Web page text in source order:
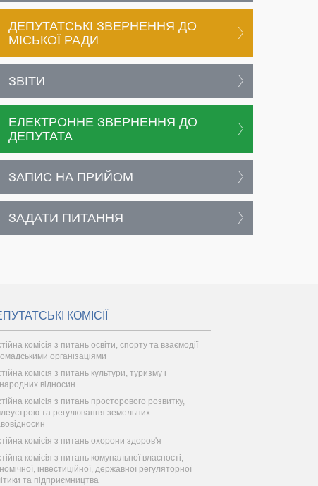
ДЕПУТАТСЬКІ ЗВЕРНЕННЯ ДО
МІСЬКОЇ РАДИ
ЗВІТИ
ЕЛЕКТРОННЕ ЗВЕРНЕННЯ ДО
ДЕПУТАТА
ЗАПИС НА ПРИЙОМ
ЗАДАТИ ПИТАННЯ
КОМІСІЇ
комісія з питань освіти, спорту та взаємодії
організаціями
комісія з питань культури, туризму і
відносин
комісія з питань просторового розвитку,
та регулювання земельних
комісія з питань охорони здоров'я
комісія з питань комунальної власності,
інвестиційної, державної регуляторної
та підприємництва